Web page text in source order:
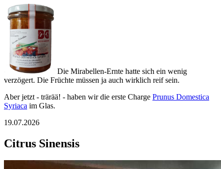
Die Mirabellen-Ernte hatte sich ein wenig
verzögert. Die Früchte müssen ja auch wirklich reif sein.
Aber jetzt - trärää! - haben wir die erste Charge Prunus Domestica
Syriaca im Glas.
19.07.2026
Citrus Sinensis